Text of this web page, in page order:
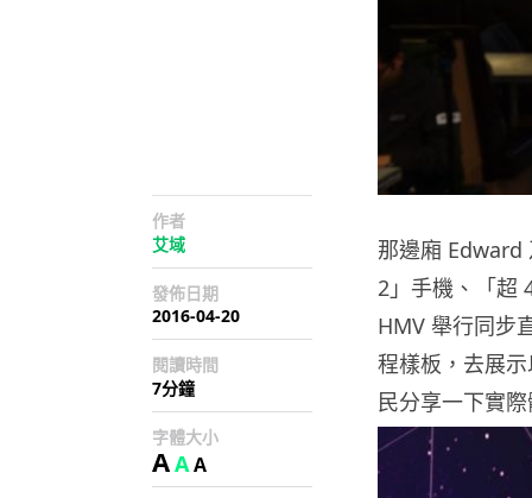
作者
艾域
發佈日期
2016-04-20
閱讀時間
7分鐘
字體大小
AAA
那邊廂 Edward
2」手機、「超
HMV 舉行同步
程樣板，去展
民分享一下實